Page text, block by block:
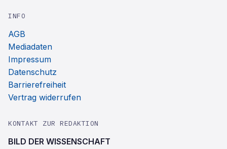
INFO
AGB
Mediadaten
Impressum
Datenschutz
Barrierefreiheit
Vertrag widerrufen
KONTAKT ZUR REDAKTION
BILD DER WISSENSCHAFT